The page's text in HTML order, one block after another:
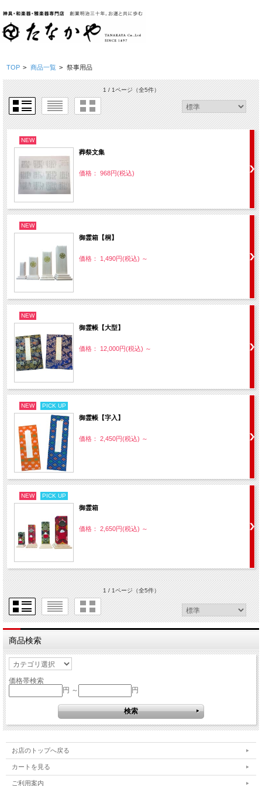
TOP > 商品一覧 > 祭事用品
1 / 1ページ（全5件）
NEW
葬祭文集
価格： 968円(税込)
NEW
御霊箱【桐】
価格： 1,490円(税込) ～
NEW
御霊帳【大型】
価格： 12,000円(税込) ～
NEW PICK UP
御霊帳【字入】
価格： 2,450円(税込) ～
NEW PICK UP
御霊箱
価格： 2,650円(税込) ～
1 / 1ページ（全5件）
商品検索
価格帯検索
円 ～
円
お店のトップへ戻る
カートを見る
ご利用案内